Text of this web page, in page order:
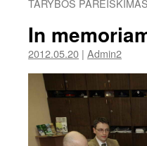
TARYBOS PAREIŠKIMAS
In
2012.05.20 | Admin2